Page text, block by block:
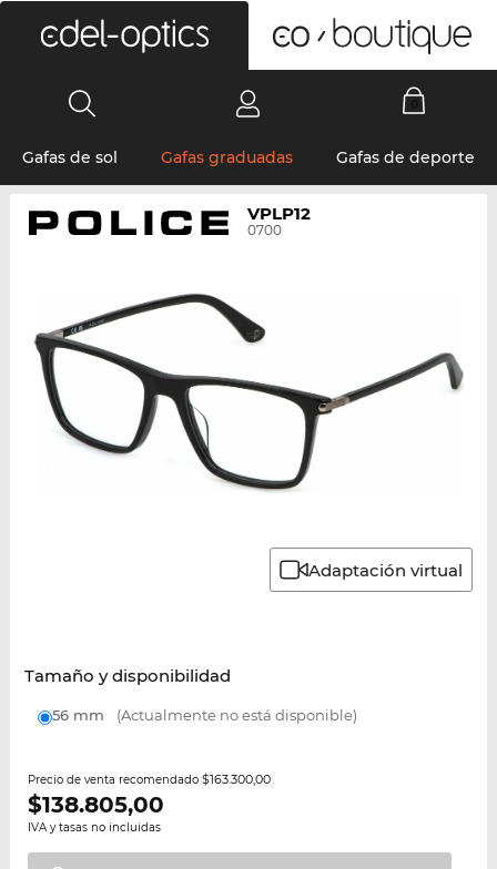
Gafas de sol Gafas graduadas Gafas de deporte
VPLP12
0700
Adaptación virtual
Tamaño y disponibilidad
56 mm (Actualmente no está disponible)
Precio de venta recomendado $163.300,00
$138.805,00
IVA y tasas no incluidas